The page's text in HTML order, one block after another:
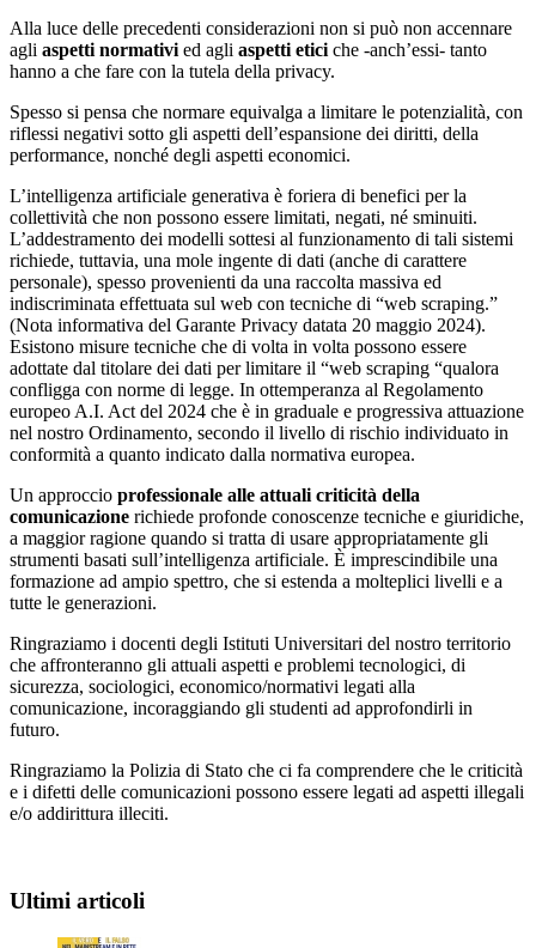
Alla luce delle precedenti considerazioni non si può non accennare
agli aspetti normativi ed agli aspetti etici che -anch’essi- tanto
hanno a che fare con la tutela della privacy.
Spesso si pensa che normare equivalga a limitare le potenzialità, con
riflessi negativi sotto gli aspetti dell’espansione dei diritti, della
performance, nonché degli aspetti economici.
L’intelligenza artificiale generativa è foriera di benefici per la
collettività che non possono essere limitati, negati, né sminuiti.
L’addestramento dei modelli sottesi al funzionamento di tali sistemi
richiede, tuttavia, una mole ingente di dati (anche di carattere
personale), spesso provenienti da una raccolta massiva ed
indiscriminata effettuata sul web con tecniche di “web scraping.”
(Nota informativa del Garante Privacy datata 20 maggio 2024).
Esistono misure tecniche che di volta in volta possono essere
adottate dal titolare dei dati per limitare il “web scraping “qualora
confligga con norme di legge. In ottemperanza al Regolamento
europeo A.I. Act del 2024 che è in graduale e progressiva attuazione
nel nostro Ordinamento, secondo il livello di rischio individuato in
conformità a quanto indicato dalla normativa europea.
Un approccio professionale alle attuali criticità della
comunicazione richiede profonde conoscenze tecniche e giuridiche,
a maggior ragione quando si tratta di usare appropriatamente gli
strumenti basati sull’intelligenza artificiale. È imprescindibile una
formazione ad ampio spettro, che si estenda a molteplici livelli e a
tutte le generazioni.
Ringraziamo i docenti degli Istituti Universitari del nostro territorio
che affronteranno gli attuali aspetti e problemi tecnologici, di
sicurezza, sociologici, economico/normativi legati alla
comunicazione, incoraggiando gli studenti ad approfondirli in
futuro.
Ringraziamo la Polizia di Stato che ci fa comprendere che le criticità
e i difetti delle comunicazioni possono essere legati ad aspetti illegali
e/o addirittura illeciti.
Ultimi articoli